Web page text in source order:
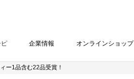
ピ 企業情報 オンラインショップ
ー1品含む22品受賞！